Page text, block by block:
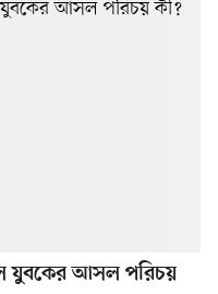
যুবকের আসল পরিচয়